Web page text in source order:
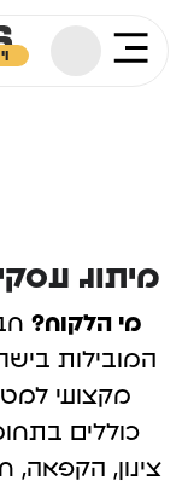
מיתוג
מי הלקוח?
המובילות
מקצועי
כוללים
צינון, הקפאה,